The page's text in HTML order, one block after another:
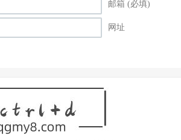
邮箱 (必填)
网址